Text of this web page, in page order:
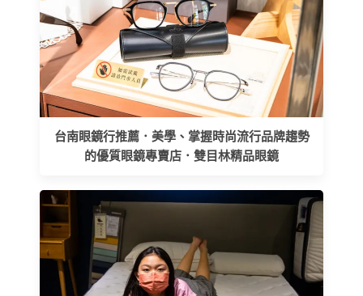
台南眼鏡行推薦．美學、掌握時尚流行品牌趨勢
的優質眼鏡專賣店．雙目林精品眼鏡